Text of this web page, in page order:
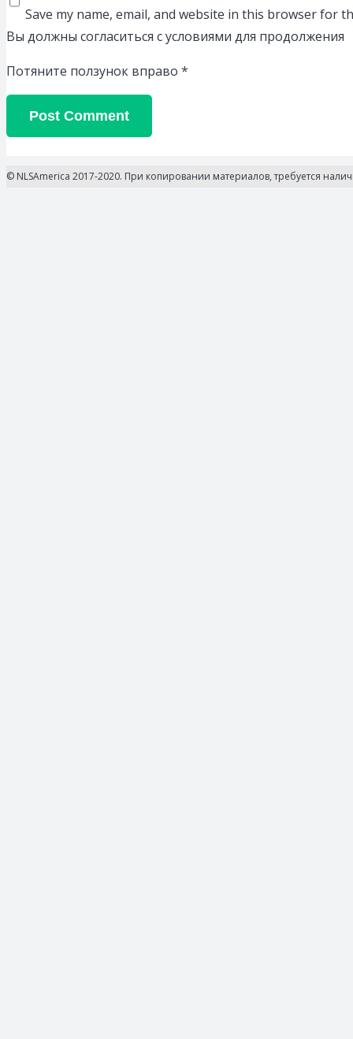
Save my name, email, and website in this browser for
Вы должны согласиться с условиями для продолжения
Потяните ползунок вправо *
Post Comment
© NLSAmerica 2017-2020. При копировании материалов, требуется